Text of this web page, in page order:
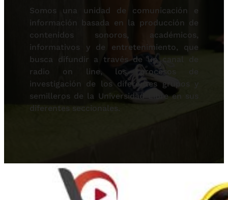
Somos una unidad de comunicación e
información basada en la producción de
contenidos sonoros, académicos,
informativos y de entretenimiento, que
busca difundir a través de un canal de
radio on line, los procesos de
investigación de los diferentes grupos y
semilleros de la Universidad Libre en sus
diferentes seccionales.